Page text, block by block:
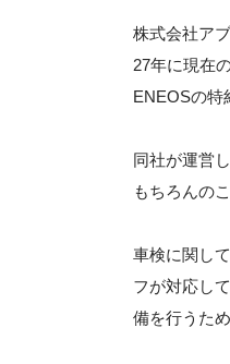
株式会社ア
27年に現在
ENEOSの特
同社が運営
もちろんの
車検に関し
フが対応し
備を行うた